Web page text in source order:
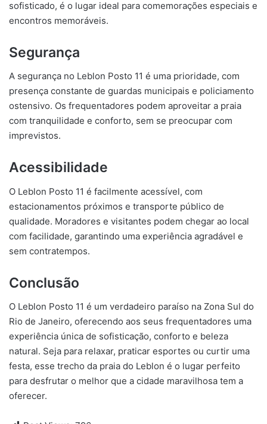
sofisticado, é o lugar ideal para comemorações especiais e
encontros memoráveis.
Segurança
A segurança no Leblon Posto 11 é uma prioridade, com
presença constante de guardas municipais e policiamento
ostensivo. Os frequentadores podem aproveitar a praia
com tranquilidade e conforto, sem se preocupar com
imprevistos.
Acessibilidade
O Leblon Posto 11 é facilmente acessível, com
estacionamentos próximos e transporte público de
qualidade. Moradores e visitantes podem chegar ao local
com facilidade, garantindo uma experiência agradável e
sem contratempos.
Conclusão
O Leblon Posto 11 é um verdadeiro paraíso na Zona Sul do
Rio de Janeiro, oferecendo aos seus frequentadores uma
experiência única de sofisticação, conforto e beleza
natural. Seja para relaxar, praticar esportes ou curtir uma
festa, esse trecho da praia do Leblon é o lugar perfeito
para desfrutar o melhor que a cidade maravilhosa tem a
oferecer.